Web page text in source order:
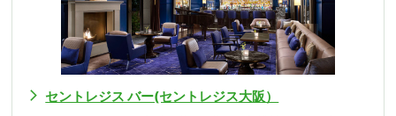
セントレジス バー(セントレジス大阪）